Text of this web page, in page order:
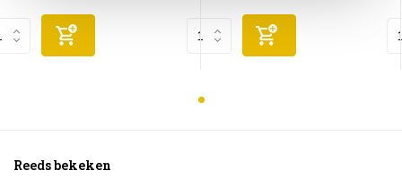
Reeds bekeken